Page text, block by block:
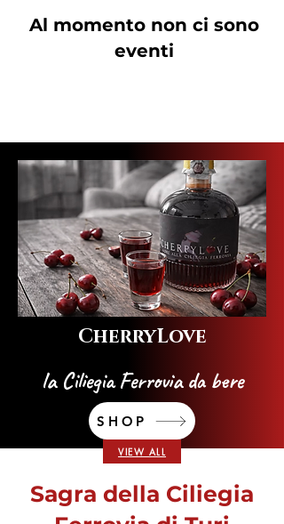
Al momento non ci sono
eventi
CherryLove
la Ciliegia Ferrovia da bere
SHOP
VIEW ALL
Sagra della Ciliegia